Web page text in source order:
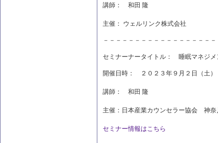
講師： 和田 隆
主催： ウェルリンク株式会社
－－－－－－－－－－－－－－－－－
セミナーナータイトル： 睡眠マネジメ
開催日時： ２０２３年９月２日（土
講師： 和田 隆
主催：日本産業カウンセラー協会 神奈
セミナー情報はこちら